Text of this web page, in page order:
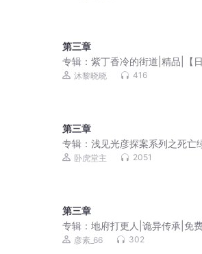
第三章
专辑：紫丁香冷的街道|精品|【
淳一|当代文学
沐黎晓晓 416
第三章
专辑：浅见光彦探案系列之死亡
内田康夫/日本推理
卧虎堂主 2051
第三章
专辑：地府打更人|诡异传承|免
彦素_66 302